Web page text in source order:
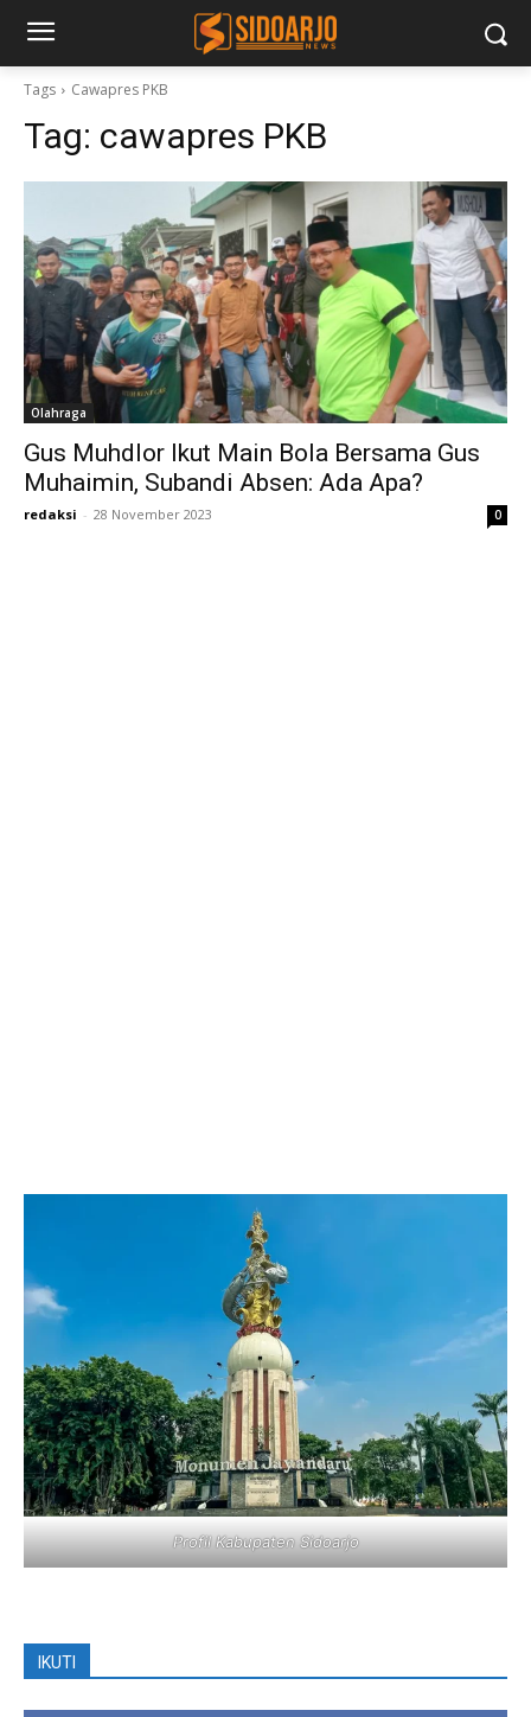
Tags Cawapres PKB
Tag: cawapres PKB
Olahraga
Gus Muhdlor Ikut Main Bola Bersama Gus
Muhaimin, Subandi Absen: Ada Apa?
redaksi - 28 November 2023 0
Profil Kabupaten Sidoarjo
IKUTI